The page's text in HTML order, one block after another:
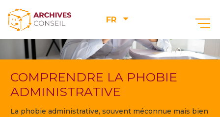
FR
COMPRENDRE LA PHOBIE
ADMINISTRATIVE
La phobie administrative, souvent méconnue mais bien